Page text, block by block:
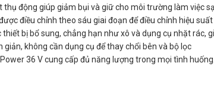
thụ động giúp giảm bụi và giữ cho môi trường làm việc
điều chỉnh theo sáu giai đoạn để điều chỉnh hiệu
thiết bị bổ sung, chẳng hạn như xô và dụng cụ nhặt rác,
giản, không cần dụng cụ để thay chổi bên và bộ lọc
36 V cung cấp đủ năng lượng trong mọi tình